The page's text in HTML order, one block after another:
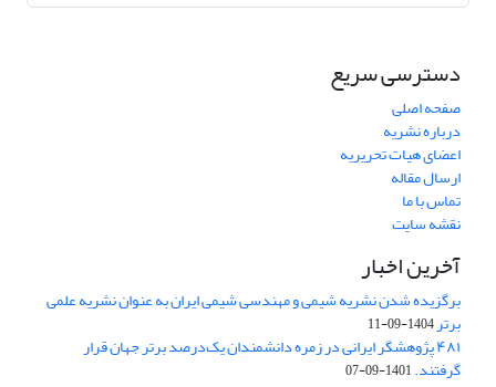
دسترسی سریع
صفحه اصلی
درباره نشریه
اعضای هیات تحریریه
ارسال مقاله
تماس با ما
نقشه سایت
آخرین اخبار
برگزیده شدن نشریه شیمی و مهندسی شیمی ایران به عنوان نشریه علمی
برتر1404-09-11
۴۸۱ پژوهشگر ایرانی در زمره دانشمندان یک‌درصد برتر جهان قرار
گرفتند.1401-09-07